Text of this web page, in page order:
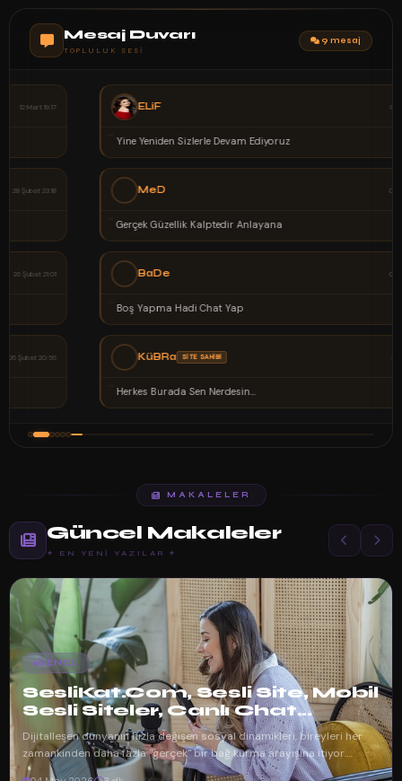
Mesaj Duvarı
TOPLULUK SESI
9 mesaj
Yine Yeniden Sizlerle Devam Ediyoruz
Gerçek Güzellik Kalptedir Anlayana
Boş Yapma Hadi Chat Yap
SİTE SAHİBİ
Herkes Burada Sen Nerdesin...
MAKALELER
Güncel Makaleler
✦ EN YENI YAZILAR ✦
GENEL
SesliKat.Com, Sesli Site, Mobil
Sesli Siteler, Canlı Chat...
Dijitalleşen dünyanın hızla değişen sosyal dinamikleri, bireyleri her
zamankinden daha fazla "gerçek" bir bağ kurma arayışına itiyor.
Mesajlaşma uy...